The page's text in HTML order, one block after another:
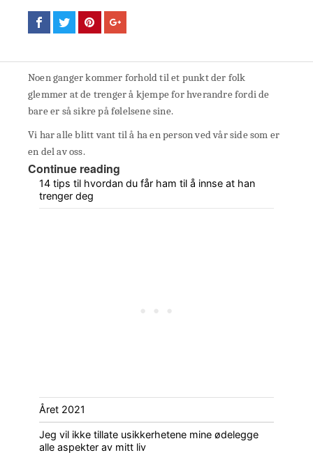
Noen ganger kommer forhold til et punkt der folk
glemmer at de trenger å kjempe for hverandre fordi de
bare er så sikre på følelsene sine.
Vi har alle blitt vant til å ha en person ved vår side som er
en del av oss.
Continue reading
14 tips til hvordan du får ham til å innse at han
trenger deg
Året 2021
Jeg vil ikke tillate usikkerhetene mine ødelegge
alle aspekter av mitt liv